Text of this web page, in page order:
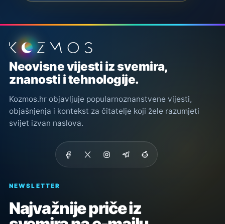
Podnožje stranice
Neovisne vijesti iz svemira,
znanosti i tehnologije.
Kozmos.hr objavljuje popularnoznanstvene vijesti,
objašnjenja i kontekst za čitatelje koji žele razumjeti
svijet izvan naslova.
NEWSLETTER
Najvažnije priče iz